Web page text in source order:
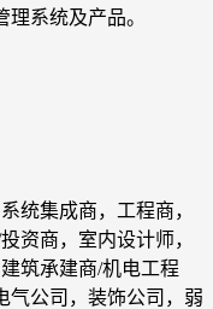
系统及产品。
统集成商，工程商，
资商，室内设计师，
筑承建商/机电工程
气公司，装饰公司，弱